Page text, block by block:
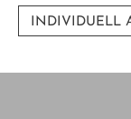
INDIVIDUELL